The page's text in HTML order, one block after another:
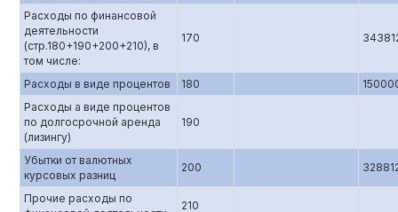
Расходы по финансовой
деятельности
(стр.180+190+200+210), в
том числе:
170
Расходы в виде процентов 180
Расходы а виде процентов
по долгосрочной аренда
(лизингу)
190
Убытки от валютных
курсовых разниц
200
Прочие расходы по
210